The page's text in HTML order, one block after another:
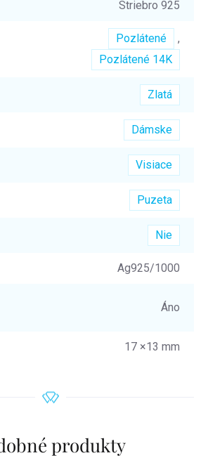
Striebro 925
Pozlátené
,
Pozlátené 14K
Zlatá
Dámske
Visiace
Puzeta
Nie
Ag925/1000
Áno
17 ×13 mm
produkty